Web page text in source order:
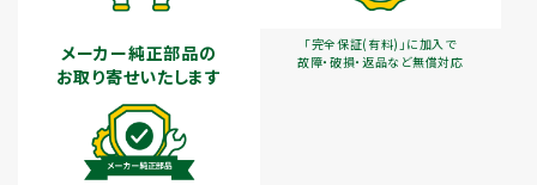
「完全保証(有料)」に加入で
故障・破損・返品など無償対応
メーカー純正部品の
お取り寄せいたします